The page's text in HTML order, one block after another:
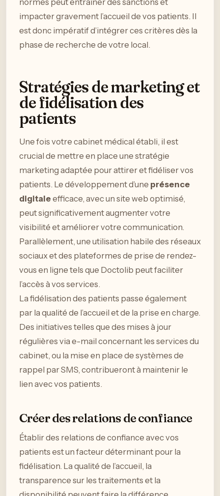
normes peut entraîner des sanctions et
impacter gravement l’accueil de vos patients. Il
est donc impératif d’intégrer ces critères dès la
phase de recherche de votre local.
Stratégies de marketing et
de fidélisation des
patients
Une fois votre cabinet médical établi, il est
crucial de mettre en place une stratégie
marketing adaptée pour attirer et fidéliser vos
patients. Le développement d’une présence
digitale efficace, avec un site web optimisé,
peut significativement augmenter votre
visibilité et améliorer votre communication.
Parallèlement, une utilisation habile des réseaux
sociaux et des plateformes de prise de rendez-
vous en ligne tels que Doctolib peut faciliter
l’accès à vos services.
La fidélisation des patients passe également
par la qualité de l’accueil et de la prise en charge.
Des initiatives telles que des mises à jour
régulières via e-mail concernant les services du
cabinet, ou la mise en place de systèmes de
rappel par SMS, contribueront à maintenir le
lien avec vos patients.
Créer des relations de confiance
Établir des relations de confiance avec vos
patients est un facteur déterminant pour la
fidélisation. La qualité de l’accueil, la
transparence sur les traitements et la